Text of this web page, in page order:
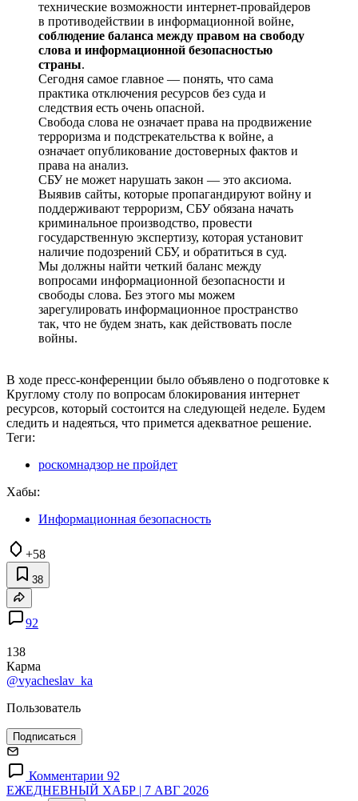
технические возможности интернет-провайдеров
в противодействии в информационной войне,
соблюдение баланса между правом на свободу
слова и информационной безопасностью
страны.
Сегодня самое главное — понять, что сама
практика отключения ресурсов без суда и
следствия есть очень опасной.
Свобода слова не означает права на продвижение
терроризма и подстрекательства к войне, а
означает опубликование достоверных фактов и
права на анализ.
СБУ не может нарушать закон — это аксиома.
Выявив сайты, которые пропагандируют войну и
поддерживают терроризм, СБУ обязана начать
криминальное производство, провести
государственную экспертизу, которая установит
наличие подозрений СБУ, и обратиться в суд.
Мы должны найти четкий баланс между
вопросами информационной безопасности и
свободы слова. Без этого мы можем
зарегулировать информационное пространство
так, что не будем знать, как действовать после
войны.
В ходе пресс-конференции было объявлено о подготовке к
Круглому столу по вопросам блокирования интернет
ресурсов, который состоится на следующей неделе. Будем
следить и надеяться, что примется адекватное решение.
Теги:
роскомнадзор не пройдет
Хабы:
Информационная безопасность
+58
38
92
138
Карма
@vyacheslav_ka
Пользователь
Подписаться
Комментарии 92
ЕЖЕДНЕВНЫЙ ХАБР | 7 АВГ 2026